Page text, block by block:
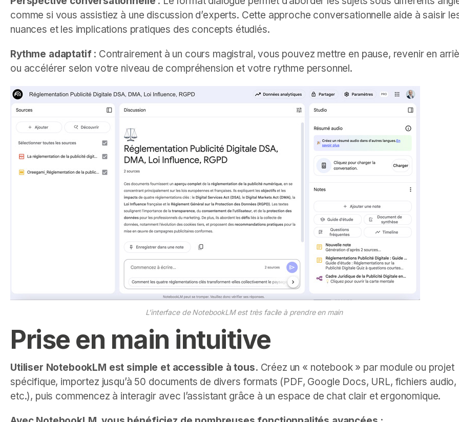
comme si vous assistiez à une discussion d’experts. Cette approche conversationnelle aide à saisir
nuances et les implications pratiques des concepts étudiés.
Rythme adaptatif: Contrairement à un cours magistral, vous pouvez mettre en pause, revenir en
ou accélérer selon votre niveau de compréhension et votre rythme personnel.
L’interface de NotebookLM est très facile à prendre en main
Prise en main intuitive
Utiliser NotebookLM est simple et accessible à tous. Créez un « notebook » par module ou projet
spécifique, importez jusqu’à 50 documents de divers formats (PDF, Google Docs, URL, fichiers audio,
etc.), puis commencez à interagir avec l’assistant grâce à un espace de chat clair et ergonomique.